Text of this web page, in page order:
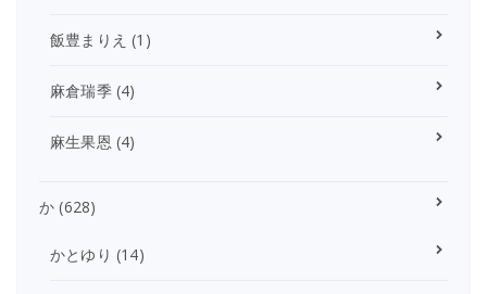
飯豊まりえ (1)
麻倉瑞季(4)
麻生果恩 (4)
か (628)
かとゆり (14)